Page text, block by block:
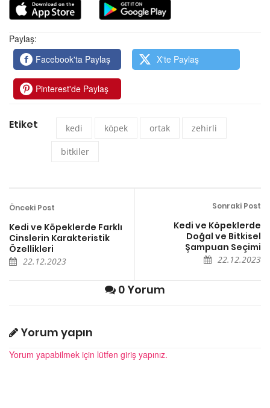
Paylaş:
Facebook'ta Paylaş
X'te Paylaş
Pinterest'de Paylaş
Etiket kedi köpek ortak zehirli
bitkiler
Önceki Post
Kedi ve Köpeklerde Farklı
Cinslerin Karakteristik
Özellikleri
22.12.2023
Sonraki Post
Kedi ve Köpeklerde
Doğal ve Bitkisel
Şampuan Seçimi
22.12.2023
0 Yorum
Yorum yapın
Yorum yapabilmek için lütfen giriş yapınız.